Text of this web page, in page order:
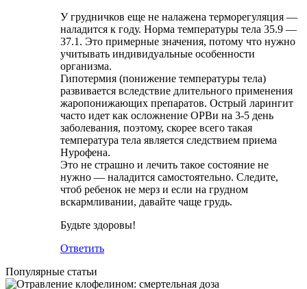
У грудничков еще не налажена терморегуляция —
наладится к году. Норма температуры тела 35.9 —
37.1. Это примерные значения, потому что нужно
учитывать индивидуальные особенности
организма.
Гипотермия (понижение температуры тела)
развивается вследствие длительного применения
жаропонижающих препаратов. Острый ларингит
часто идет как осложнение ОРВи на 3-5 день
заболевания, поэтому, скорее всего такая
температура тела является следствием приема
Нурофена.
Это не страшно и лечить такое состояние не
нужно — наладится самостоятельно. Следите,
чтоб ребенок не мерз и если на грудном
вскармливании, давайте чаще грудь.
Будьте здоровы!
Ответить
Популярные статьи